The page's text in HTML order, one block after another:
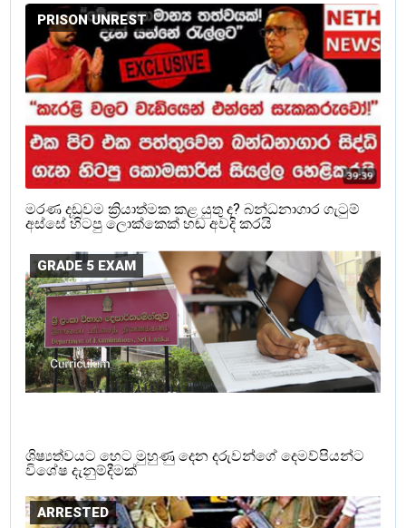
PRISON UNREST
මරණ දඩුවම ක්‍රියාත්මක කළ යුතු ද? බන්ධනාගාර ගැටුම්
අස්සේ හිටපු ලොක්කෙක් හඬ අවදි කරයි
GRADE 5 EXAM
ශිෂ්‍යත්වයට හෙට මුහුණු දෙන දරුවන්ගේ දෙමව්පියන්ට
විශේෂ දැනුම්දීමක්
ARRESTED